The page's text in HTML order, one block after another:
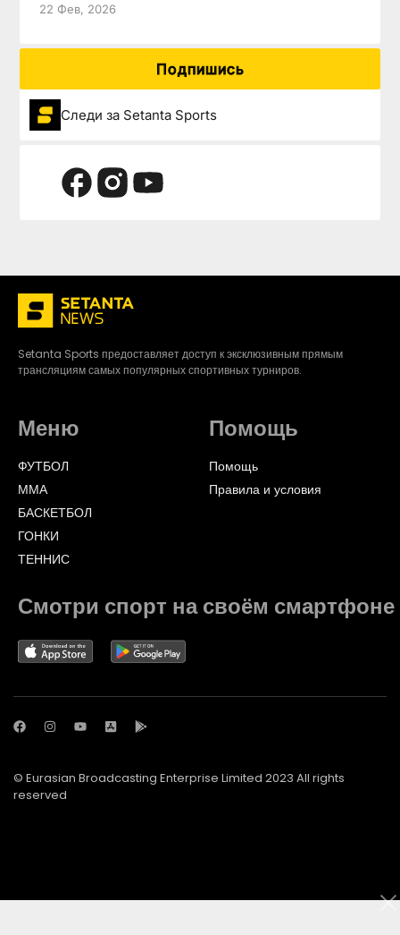
22 Фев, 2026
Подпишись
Следи за Setanta Sports
Setanta Sports предоставляет доступ к эксклюзивным прямым
трансляциям самых популярных спортивных турниров.
Меню
ФУТБОЛ
ММА
БАСКЕТБОЛ
ГОНКИ
ТЕННИС
Помощь
Помощь
Правила и условия
Смотри спорт на своём смартфоне
© Eurasian Broadcasting Enterprise Limited 2023 All rights
reserved